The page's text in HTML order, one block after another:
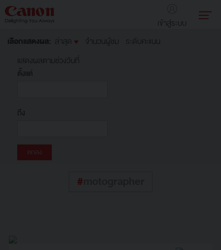
เข้าสู่ระบบ
เลือกแสดงผล: ล่าสุด จำนวนผู้ชม
ระดับคะแนน
แสดงผลตามช่วงวันที่
ตั้งแต่
ถึง
#